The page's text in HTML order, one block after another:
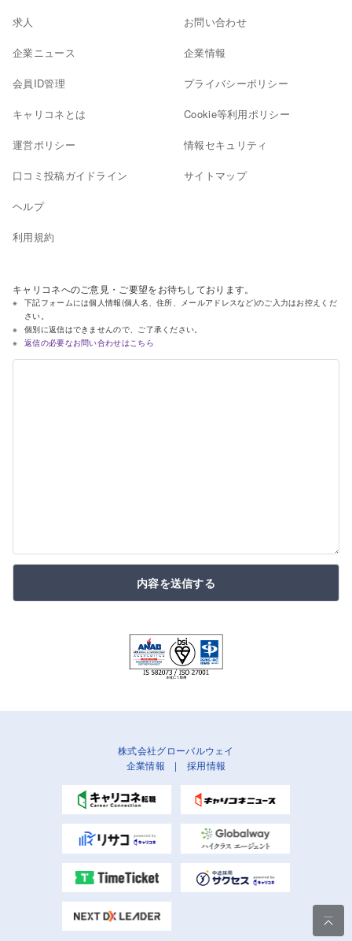
求人
企業ニュース
会員ID管理
キャリコネとは
運営ポリシー
口コミ投稿ガイドライン
ヘルプ
利用規約
お問い合わせ
企業情報
プライバシーポリシー
Cookie等利用ポリシー
情報セキュリティ
サイトマップ
キャリコネへのご意見・ご要望をお待ちしております。
下記フォームには個人情報(個人名、住所、メールアドレスなど)のご入力はお控えくだ
さい。
個別に返信はできませんので、ご了承ください。
返信の必要なお問い合わせはこちら
内容を送信する
株式会社グローバルウェイ
企業情報 | 採用情報
